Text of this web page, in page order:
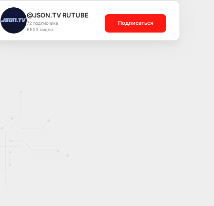
@JSON.TV RUTUBE
72 подписчика
6603 видео
Подписаться